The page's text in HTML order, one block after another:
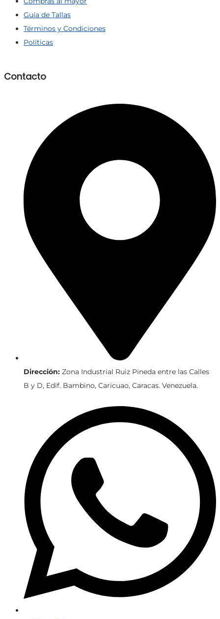
Guía de Tallas
Términos y Condiciones
Políticas
Contacto
Dirección: Zona Industrial Ruiz Pineda entre las Calles
B y D, Edif. Bambino, Caricuao, Caracas. Venezuela.